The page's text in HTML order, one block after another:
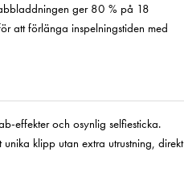
ger 80 % på 18
att förlänga inspelningstiden med
effekter och osynlig selfiesticka.
klipp utan extra utrustning, direkt